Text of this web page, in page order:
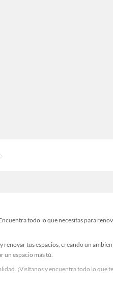
todo lo que necesitas para
renovar tus espacios, creando un
un espacio más tú.
¡Visítanos y encuentra todo lo que